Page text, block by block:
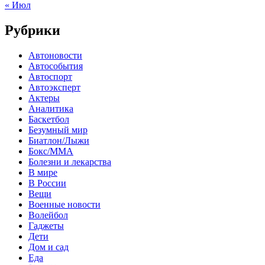
« Июл
Рубрики
Автоновости
Автособытия
Автоспорт
Автоэксперт
Актеры
Аналитика
Баскетбол
Безумный мир
Биатлон/Лыжи
Бокс/MMA
Болезни и лекарства
В мире
В России
Вещи
Военные новости
Волейбол
Гаджеты
Дети
Дом и сад
Еда